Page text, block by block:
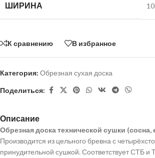
ШИРИНА
К сравнению В избранное
Категория: Обрезная сухая доска
Поделиться:
Описание
Обрезная доска технической сушки (сосна,
Производится из цельного бревна с
принудительной сушкой. Соответствует СТБ и